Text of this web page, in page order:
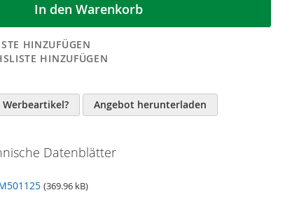
In den Warenkorb
HINZUFÜGEN
HINZUFÜGEN
Werbeartikel? Angebot herunterladen
Datenblätter
(369.96 kB)